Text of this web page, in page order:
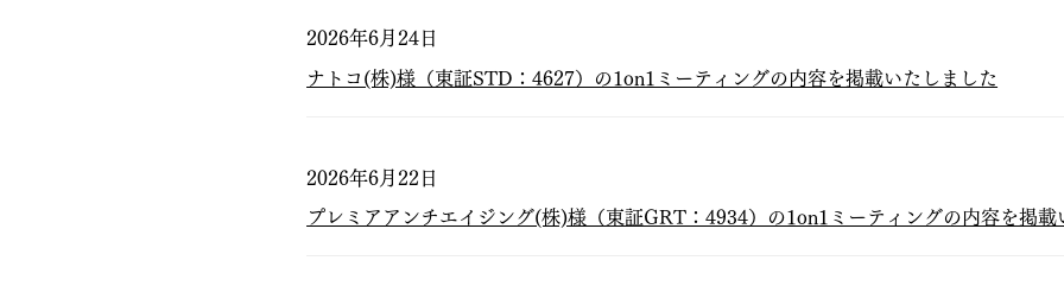
2026年6月24日
ナトコ(株)様（東証STD：4627）の1on1ミーティングの内容を掲載いたしました
2026年6月22日
プレミアアンチエイジング(株)様（東証GRT：4934）の1on1ミーティングの内容を掲載